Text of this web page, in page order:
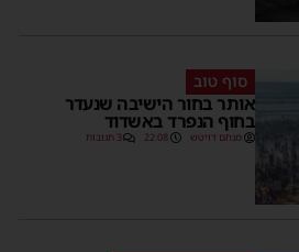
סוף טוב
אותר בחור הישיבה שנעדר
בחוף הנפרד באשדוד
מנחם דויטש 22:08 3 תגובות